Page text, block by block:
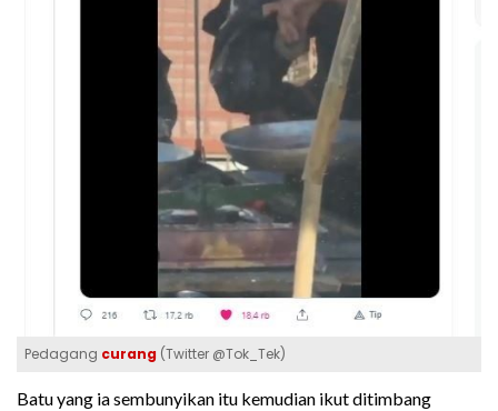
Pedagang curang (Twitter @Tok_Tek)
Batu yang ia sembunyikan itu kemudian ikut ditimbang